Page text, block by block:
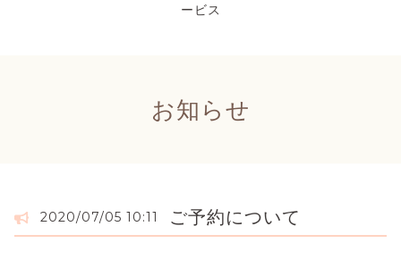
ービス
お知らせ
2020/07/05 10:11 ご予約について